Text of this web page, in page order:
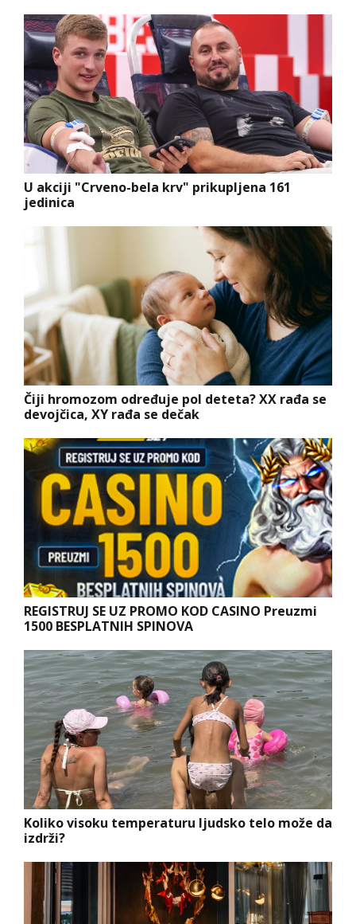
U akciji "Crveno-bela krv" prikupljena 161
jedinica
Čiji hromozom određuje pol deteta? XX rađa se
devojčica, XY rađa se dečak
REGISTRUJ SE UZ PROMO KOD CASINO Preuzmi
1500 BESPLATNIH SPINOVA
Koliko visoku temperaturu ljudsko telo može da
izdrži?